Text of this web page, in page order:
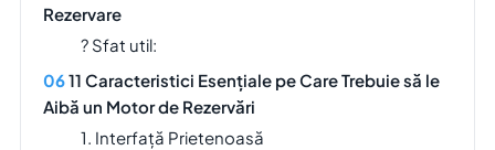
Rezervare
? Sfat util:
11 Caracteristici Esențiale pe Care Trebuie să le
Aibă un Motor de Rezervări
1. Interfață Prietenoasă